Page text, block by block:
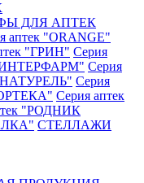
ДЛЯ АПТЕК
аптек "ORANGE"
"ГРИН" Серия
"ИНТЕРФАРМ" Серия
Серия
Серия аптек
"РОДНИК
СТЕЛЛАЖИ